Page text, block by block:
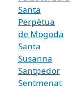
Santa
Perpètua
de Mogoda
Santa
Susanna
Santpedor
Sentmenat